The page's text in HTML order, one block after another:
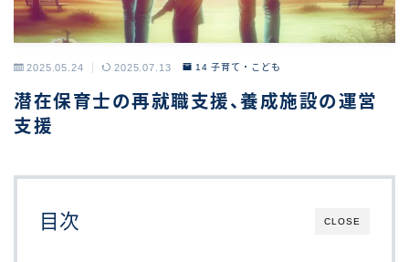
2025.05.24 2025.07.13 14 子育て・こども
潜在保育士の再就職支援、養成施設の運営
支援
CLOSE
目次